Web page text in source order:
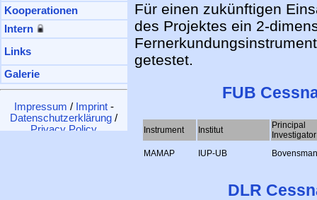
Für einen zukünftigen
des Projektes ein 2-
getestet.
FUB
Instrument Institut
Principal
Investigator
MAMAP
IUP-UB
DLR